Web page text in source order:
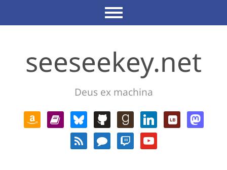
seeseekey.net
Deus ex machina